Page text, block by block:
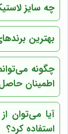
چه سایز
بهترین
چگونه
اطمینان
آیا می‌توان
استفاده کرد؟